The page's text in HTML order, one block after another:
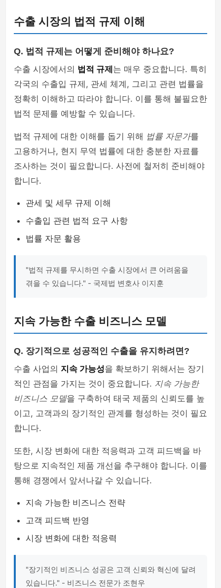
수출 시장의 법적 규제 이해
Q. 법적 규제는 어떻게 준비해야 하나요?
수출 시장에서의 법적 규제 는 매우 중요합니다. 특히
각국의 수출입 규제, 관세 체계, 그리고 관련 법률을
정확히 이해하고 따라야 합니다. 이를 통해 불필요한
법적 문제를 예방할 수 있습니다.
법적 규제에 대한 이해를 돕기 위해 법률 자문가를
고용하거나, 현지 무역 법률에 대한 충분한 자료를
조사하는 것이 필요합니다. 사전에 철저히 준비해야
합니다.
관세 및 세무 규제 이해
수출입 관련 법적 요구 사항
법률 자문 활용
"법적 규제를 무시하면 수출 시장에서 큰 어려움을
겪을 수 있습니다." - 국제법 변호사 이지훈
지속 가능한 수출 비즈니스 모델
Q. 장기적으로 성공적인 수출을 유지하려면?
수출 사업의 지속 가능성을 확보하기 위해서는 장기
적인 관점을 가지는 것이 중요합니다. 지속 가능한
비즈니스 모델을 구축하여 태국 제품의 신뢰도를 높
이고, 고객과의 장기적인 관계를 형성하는 것이 필요
합니다.
또한, 시장 변화에 대한 적응력과 고객 피드백을 바
탕으로 지속적인 제품 개선을 추구해야 합니다. 이를
통해 경쟁에서 앞서나갈 수 있습니다.
지속 가능한 비즈니스 전략
고객 피드백 반영
시장 변화에 대한 적응력
"장기적인 비즈니스 성공은 고객 신뢰와 혁신에 달려
있습니다." - 비즈니스 전문가 조현우